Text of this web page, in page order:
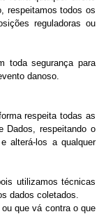
respeitamos todos os
reguladoras ou
toda segurança para
danoso.
respeita todas as
Dados, respeitando o
alterá-los a qualquer
utilizamos técnicas
dados coletados.
que vá contra o que